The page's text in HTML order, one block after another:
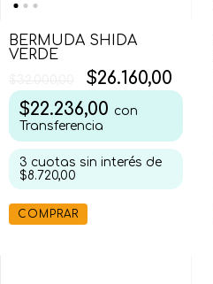
BERMUDA SHIDA
VERDE
$26.160,00
$22.236,00 con
Transferencia
3 cuotas sin interés de
$8.720,00
COMPRAR